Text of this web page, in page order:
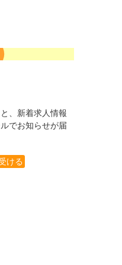
、新着求人情報
でお知らせが届
ける